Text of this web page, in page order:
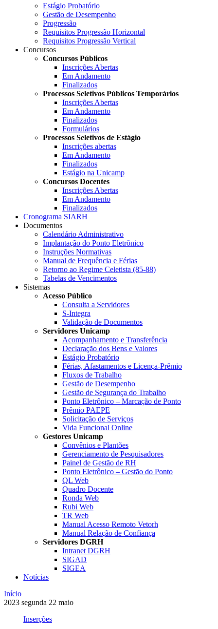
Estágio Probatório
Gestão de Desempenho
Progressão
Requisitos Progressão Horizontal
Requisitos Progressão Vertical
Concursos
Concursos Públicos
Inscrições Abertas
Em Andamento
Finalizados
Processos Seletivos Públicos Temporários
Inscrições Abertas
Em Andamento
Finalizados
Formulários
Processos Seletivos de Estágio
Inscrições abertas
Em Andamento
Finalizados
Estágio na Unicamp
Concursos Docentes
Inscrições Abertas
Em Andamento
Finalizados
Cronograma SIARH
Documentos
Calendário Administrativo
Implantação do Ponto Eletrônico
Instruções Normativas
Manual de Frequência e Férias
Retorno ao Regime Celetista (85-88)
Tabelas de Vencimentos
Sistemas
Acesso Público
Consulta a Servidores
S-Integra
Validação de Documentos
Servidores Unicamp
Acompanhamento e Transferência
Declaração dos Bens e Valores
Estágio Probatório
Férias, Afastamentos e Licença-Prêmio
Fluxos de Trabalho
Gestão de Desempenho
Gestão de Segurança do Trabalho
Ponto Eletrônico – Marcação de Ponto
Prêmio PAEPE
Solicitação de Serviços
Vida Funcional Online
Gestores Unicamp
Convênios e Plantões
Gerenciamento de Pesquisadores
Painel de Gestão de RH
Ponto Eletrônico – Gestão do Ponto
QL Web
Quadro Docente
Ronda Web
Rubi Web
TR Web
Manual Acesso Remoto Vetorh
Manual Relação de Confiança
Servidores DGRH
Intranet DGRH
SIGAD
SIGEA
Notícias
Início
2023 segunda 22 maio
Inserções